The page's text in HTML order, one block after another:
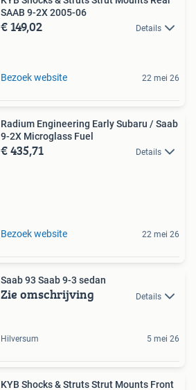
SAAB 9-2X 2005-06
€ 149,02 Details
Bezoek website 22 mei 26
Radium Engineering Early Subaru / Saab
9-2X Microglass Fuel
€ 435,71 Details
Bezoek website 22 mei 26
Saab 93 Saab 9-3 sedan
Zie omschrijving Details
Hilversum 5 mei 26
KYB Shocks & Struts Strut Mounts Front